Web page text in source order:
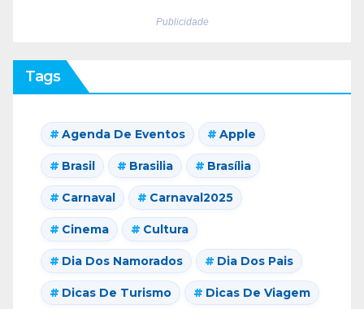
Publicidade
Tags
Agenda De Eventos Apple
Brasil Brasilia Brasília
Carnaval Carnaval2025
Cinema Cultura
Dia Dos Namorados Dia Dos Pais
Dicas De Turismo Dicas De Viagem